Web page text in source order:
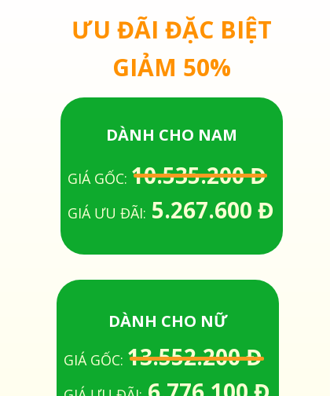
ƯU ĐÃI ĐẶC BIỆT
GIẢM 50%
DÀNH CHO NAM
GIÁ GỐC: 10.535.200 Đ
GIÁ ƯU ĐÃI: 5.267.600 Đ
DÀNH CHO NỮ
GIÁ GỐC: 13.552.200Đ